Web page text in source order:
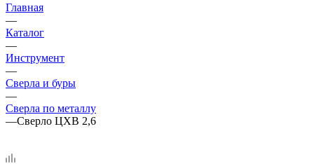
Главная
—
Каталог
—
Инструмент
—
Сверла и буры
—
Сверла по металлу
—Сверло ЦХВ 2,6